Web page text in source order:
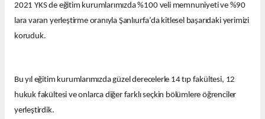
2021 YKS de eğitim kurumlarımızda %100 veli memnuniyeti ve %90
lara varan yerleştirme oranıyla Şanlıurfa’da kitlesel başarıdaki yerimizi
koruduk.
Bu yıl eğitim kurumlarımızda güzel derecelerle 14 tıp fakültesi, 12
hukuk fakültesi ve onlarca diğer farklı seçkin bölümlere öğrenciler
yerleştirdik.